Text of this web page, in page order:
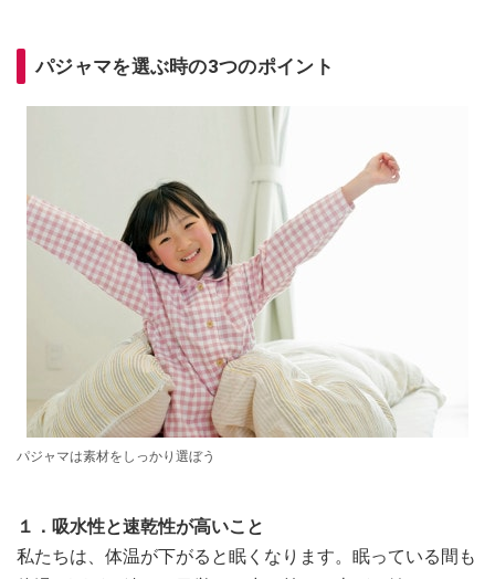
パジャマを選ぶ時の3つのポイント
パジャマは素材をしっかり選ぼう
１．吸水性と速乾性が高いこと
私たちは、体温が下がると眠くなります。眠っている間も